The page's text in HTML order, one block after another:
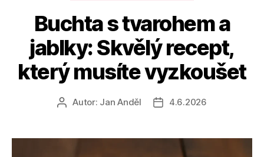
Buchta s tvarohem a
jablky: Skvělý recept,
který musíte vyzkoušet
AutorAutor: Jan Anděl
Datum
4.6.2026